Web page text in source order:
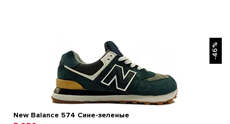
-46%
New Balance 574 Сине-зеленые